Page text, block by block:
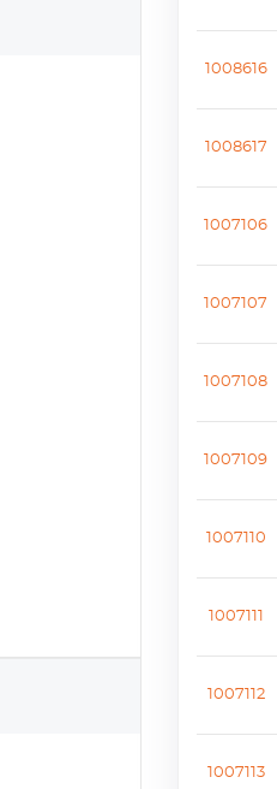
1008616
1008617
1007106
1007107
1007108
1007109
1007110
1007111
1007112
1007113